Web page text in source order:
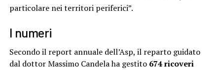
particolare nei territori periferici”.
I numeri
Secondo il report annuale dell’Asp, il reparto guidato
dal dottor Massimo Candela ha gestito 674 ricoveri